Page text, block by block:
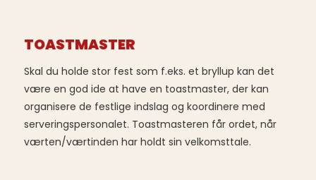
TOASTMASTER
Skal du holde stor fest som f.eks. et bryllup kan det
være en god ide at have en toastmaster, der kan
organisere de festlige indslag og koordinere med
serveringspersonalet. Toastmasteren får ordet, når
værten/værtinden har holdt sin velkomsttale.